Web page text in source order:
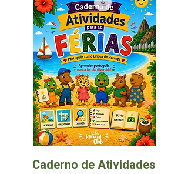
Caderno de Atividades